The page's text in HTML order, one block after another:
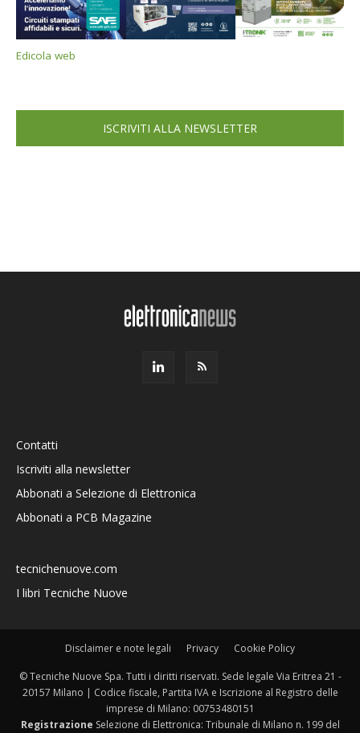
Edicola web
ISCRIVITI ALLA NEWSLETTER
Contatti
Iscriviti alla newsletter
Abbonati a Selezione di Elettronica
Abbonati a PCB Magazine
tecnichenuove.com
I libri Tecniche Nuove
Disclaimer e note legali Privacy Cookie Policy
© Tecniche Nuove Spa. Tutti i diritti riservati. Sede legale Via Eritrea 21 -
20157 Milano | Codice fiscale, Partita IVA e Iscrizione al Registro delle
imprese di Milano: 00753480151
Registrazione Selezione di Elettronica: Tribunale di Milano n. 199 del